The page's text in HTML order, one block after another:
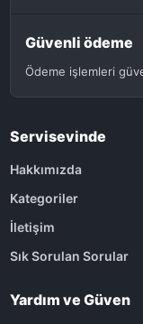
Güvenli ödeme
Ödeme işlemleri
Servisevinde
Hakkımızda
Kategoriler
İletişim
Sık Sorulan Sorular
Yardım ve Güven